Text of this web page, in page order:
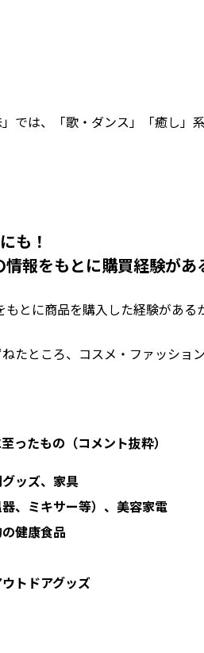
」では、「歌・ダンス」「癒し
も！
報をもとに購買経験があ
とに商品を購入した経験がある
たところ、コスメ・ファッショ
ったもの（コメント抜粋）
ッズ、家具
、ミキサー等）、美容家電
健康食品
トドアグッズ